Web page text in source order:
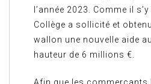
l’année 2023. Comme il
Collège a sollicité et
wallon une nouvelle aide
hauteur de 6 millions €.